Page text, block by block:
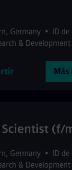
, Germany • ID
& Development
Más
Scientist (f/
, Germany • ID
& Development